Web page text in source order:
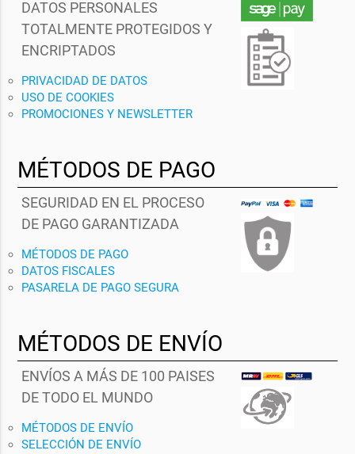
DATOS PERSONALES
TOTALMENTE PROTEGIDOS Y
ENCRIPTADOS
PRIVACIDAD DE DATOS
USO DE COOKIES
PROMOCIONES Y NEWSLETTER
MÉTODOS DE PAGO
SEGURIDAD EN EL PROCESO
DE PAGO GARANTIZADA
MÉTODOS DE PAGO
DATOS FISCALES
PASARELA DE PAGO SEGURA
MÉTODOS DE ENVÍO
ENVÍOS A MÁS DE 100 PAISES
DE TODO EL MUNDO
MÉTODOS DE ENVÍO
SELECCIÓN DE ENVÍO